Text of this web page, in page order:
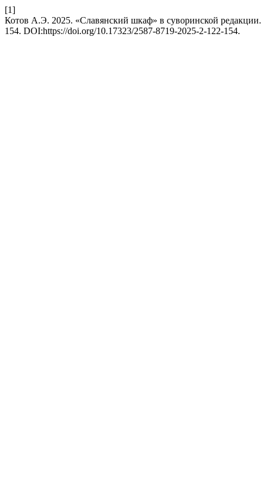
[1]
Котов А.Э. 2025. «Славянский шкаф» в суворинской редакции.
154. DOI:https://doi.org/10.17323/2587-8719-2025-2-122-154.